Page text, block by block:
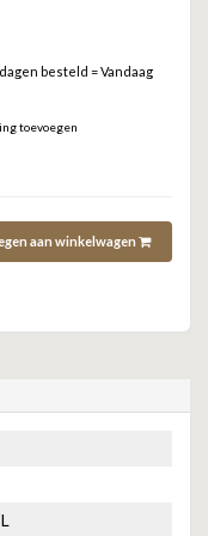
besteld = Vandaag
toevoegen
aan winkelwagen